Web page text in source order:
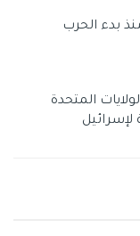
المتحدة